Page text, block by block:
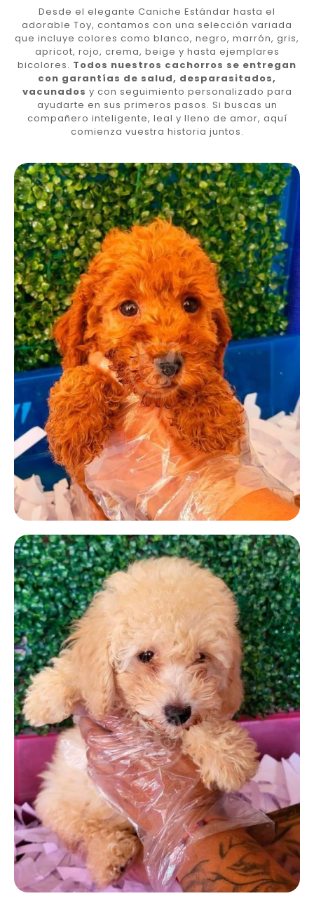
Desde el elegante Caniche Estándar hasta el
adorable Toy, contamos con una selección variada
que incluye colores como blanco, negro, marrón, gris,
apricot, rojo, crema, beige y hasta ejemplares
bicolores. Todos nuestros cachorros se entregan
con garantías de salud, desparasitados,
vacunados y con seguimiento personalizado para
ayudarte en sus primeros pasos. Si buscas un
compañero inteligente, leal y lleno de amor, aquí
comienza vuestra historia juntos.